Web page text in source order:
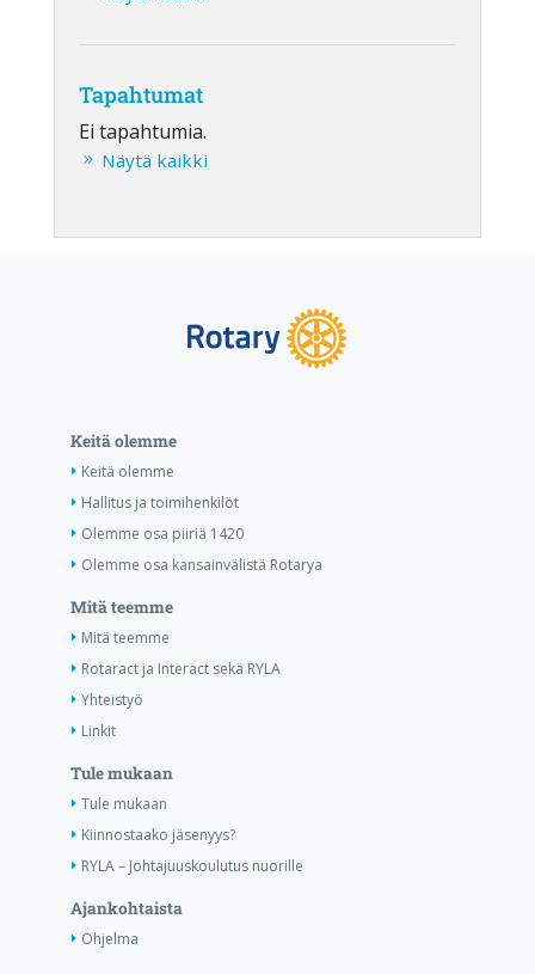
Tapahtumat
Ei tapahtumia.
Näytä kaikki
Keitä olemme
Keitä olemme
Hallitus ja toimihenkilöt
Olemme osa piiriä 1420
Olemme osa kansainvälistä Rotarya
Mitä teemme
Mitä teemme
Rotaract ja Interact sekä RYLA
Yhteistyö
Linkit
Tule mukaan
Tule mukaan
Kiinnostaako jäsenyys?
RYLA – Johtajuuskoulutus nuorille
Ajankohtaista
Ohjelma